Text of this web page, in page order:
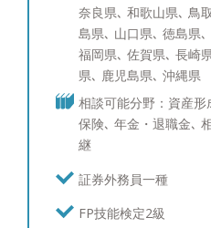
様も、これからご検討さ
けるサービスをご提供で
産運用：ポートフォリオ
み】 ポートフォリオ分析
いう機関投資家含めたプ
報端末を使い、サービス
運用のスキルは三菱UFJ
磨かれ、シンガポールへ
海外の最新情報を収集して
討中の方々にも、期待にお
奈良県､ 和歌山県､ 鳥
島県､ 山口県､ 徳島県
福岡県､ 佐賀県､ 長崎
県､ 鹿児島県､ 沖縄県
相談可能分野：資産形
保険､ 年金・退職金､
継
証券外務員一種
FP技能検定2級